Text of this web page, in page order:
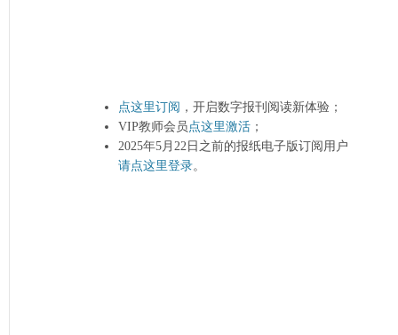
点这里订阅 ，开启数字报刊阅读新体验；
VIP教师会员点这里激活 ；
2025年5月22日之前的报纸电子版订阅用户
请点这里登录。